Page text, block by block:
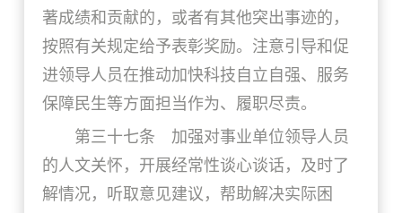
著成绩和贡献的，或者有其他突出事迹的，
按照有关规定给予表彰奖励。注意引导和促
进领导人员在推动加快科技自立自强、服务
保障民生等方面担当作为、履职尽责。
第三十七条 加强对事业单位领导人员
的人文关怀，开展经常性谈心谈话，及时了
解情况，听取意见建议，帮助解决实际困